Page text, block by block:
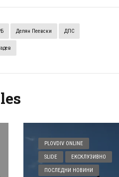
Делян Пеевски ДПС
PLOVDIV ONLINE
SLIDE ЕКСКЛУЗИВНО
ПОСЛЕДНИ НОВИНИ